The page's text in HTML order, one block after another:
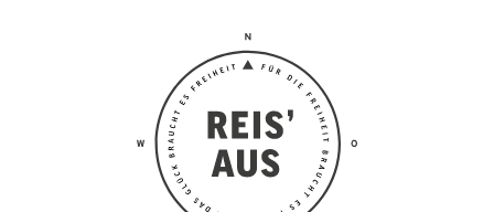
Reis' aus –
Reiseblog